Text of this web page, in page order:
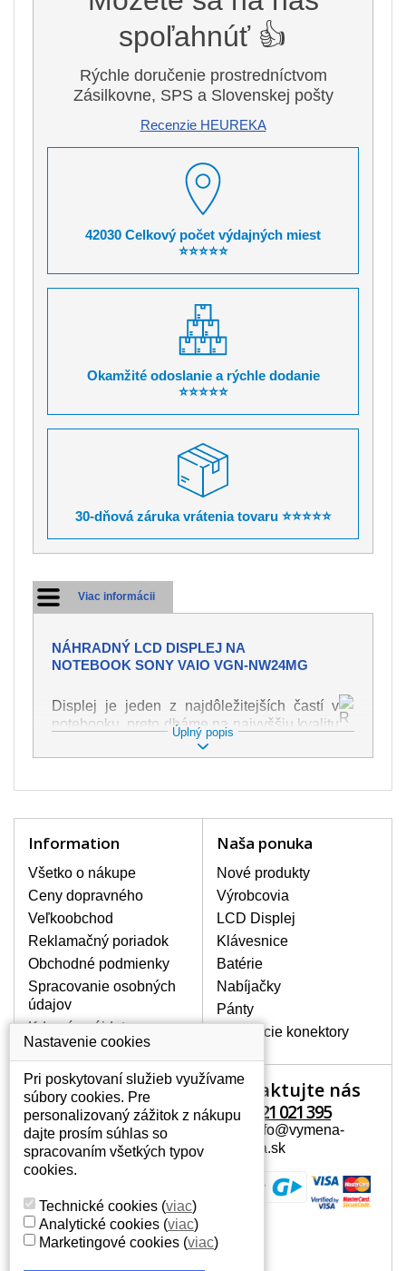
spoľahnúť 👍
Rýchle doručenie prostredníctvom
Zásilkovne, SPS a Slovenskej pošty
Recenzie HEUREKA
42030 Celkový počet výdajných miest
⭐⭐⭐⭐⭐
Okamžité odoslanie a rýchle dodanie
⭐⭐⭐⭐⭐
30-dňová záruka vrátenia tovaru ⭐⭐⭐⭐⭐
Viac informácii
NÁHRADNÝ LCD DISPLEJ NA
NOTEBOOK SONY VAIO VGN-NW24MG
Displej je jeden z najdôležitejších častí v
notebooku, preto dbáme na najvyššiu kvalitu
tohto náhradného dielu. Slúži k
zobrazovaniu textu či obrazu v rôznej
najväčšou opatrnosťou. Medzi najčastejšie
poškodenie napr. prasklinu alebo
poškrábanie. Ďalej zvislé pruhy, nesvietiaci
displej, preblikávanie alebo nerovnomerný
jas.
LCD DISPLEJE NAJVYŠŠEJ
KVALITY !
Skladom držíme len originálne displeje, ktoré
spĺňajú vysokú kvalitu triedy A+ bez chybných
pixelov a to po celú dobu záruky.
AKO ZISTÍTE AKÝ POTREBUJETE
DISPLEJ PRE SVOJ NOTEBOOK?
Displej je možné dohľadať podľa modelu
notebooku, ktorý je uvedený na spodnej
strane notebooku na štítku alebo pod
batériou. Býva tiež znázornený na
rámčeku alebo pri klávesnici. V prípade,
že máte displej demontovaný, dohľadáte
to vďaka modelovému označeniu z
displeja, ktoré sa nachádza na štítku pri
EAN kóde.
Úplný popis
Information
Všetko o nákupe
Ceny dopravného
Veľkoobchod
Reklamačný poriadok
Obchodné podmienky
Spracovanie osobných
údajov
Kde nás nájdete
Naša ponuka
Nové produkty
Výrobcovia
LCD Displej
Klávesnice
Batérie
Nabíjačky
Pánty
Napájacie konektory
Váš účet
Váš účet
Osobné informácie
Adresy
Kontaktujte nás
+421 221 021 395
Mail: info@vymena-
displeja.sk
Nastavenie cookies
Pri poskytovaní služieb využívame
súbory cookies. Pre
personalizovaný zážitok z nákupu
dajte prosím súhlas so
spracovaním všetkých typov
cookies.
Technické cookies (viac)
Analytické cookies (viac)
Marketingové cookies (viac)